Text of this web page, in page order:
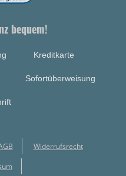
bequem!
Kreditkarte
Sofortüberweisung
Widerrufsrecht